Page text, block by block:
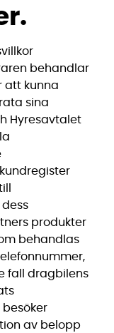
behandlar
att kunna
sina
Hyresavtalet
produkter
behandlas
fall dragbilens
av belopp